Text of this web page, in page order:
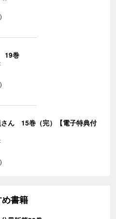
19巻
さん 15巻（完）【電子特典付
書籍